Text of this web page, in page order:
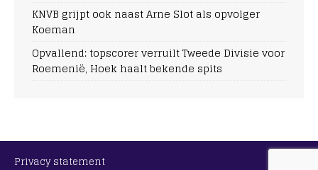
KNVB grijpt ook naast Arne Slot als opvolger
Koeman
Opvallend: topscorer verruilt Tweede Divisie voor
Roemenië, Hoek haalt bekende spits
Privacy statement